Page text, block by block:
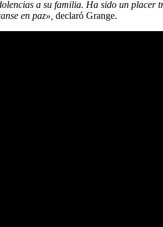
a su familia. Ha sido un placer
en paz», declaró Grange.